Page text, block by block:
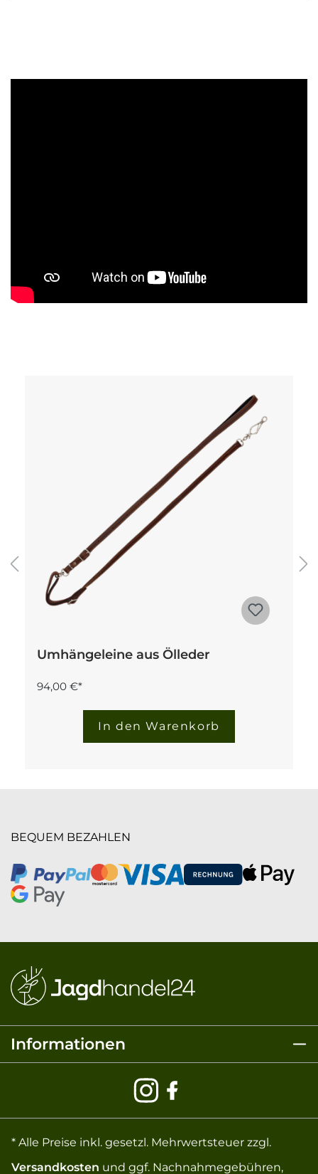
Umhängeleine aus Ölleder
94,00 €*
In den Warenkorb
BEQUEM BEZAHLEN
Informationen
* Alle Preise inkl. gesetzl. Mehrwertsteuer zzgl.
Versandkosten und ggf. Nachnahmegebühren,